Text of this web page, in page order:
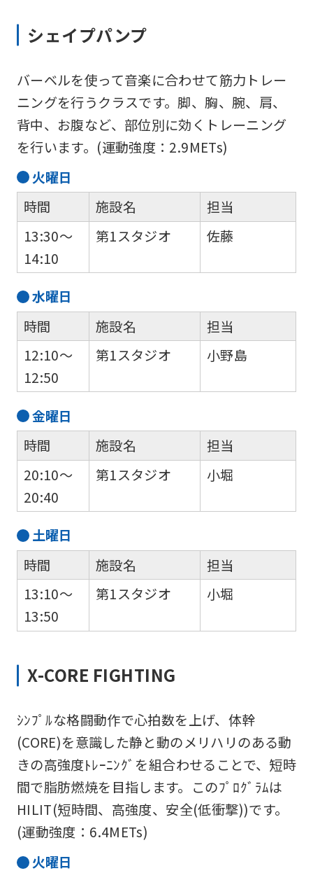
シェイプパンプ
バーベルを使って音楽に合わせて筋力トレー
ニングを行うクラスです。脚、胸、腕、肩、
背中、お腹など、部位別に効くトレーニング
を行います。(運動強度：2.9METs)
火曜日
時間
13:30～
14:10
施設名
第1スタジオ
担当
佐藤
水曜日
時間
12:10～
12:50
施設名
第1スタジオ
担当
小野島
金曜日
時間
20:10～
20:40
施設名
第1スタジオ
担当
小堀
土曜日
時間
13:10～
13:50
施設名
第1スタジオ
担当
小堀
X-CORE FIGHTING
ｼﾝﾌﾟﾙな格闘動作で心拍数を上げ、体幹
(CORE)を意識した静と動のメリハリのある動
きの高強度ﾄﾚｰﾆﾝｸﾞを組合わせることで、短時
間で脂肪燃焼を目指します。このﾌﾟﾛｸﾞﾗﾑは
HILIT(短時間、高強度、安全(低衝撃))です。
(運動強度：6.4METs)
火曜日